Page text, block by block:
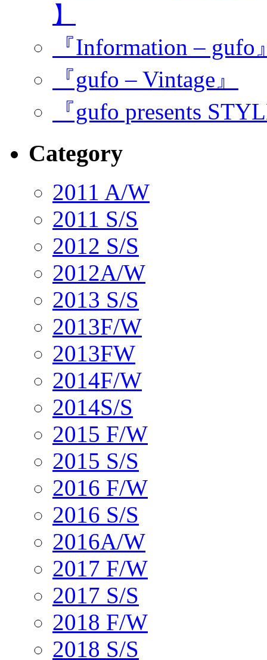
】
『Information – gufo
『gufo – Vintage』
『gufo presents
Category
2011 A/W
2011 S/S
2012 S/S
2012A/W
2013 S/S
2013F/W
2013FW
2014F/W
2014S/S
2015 F/W
2015 S/S
2016 F/W
2016 S/S
2016A/W
2017 F/W
2017 S/S
2018 F/W
2018 S/S